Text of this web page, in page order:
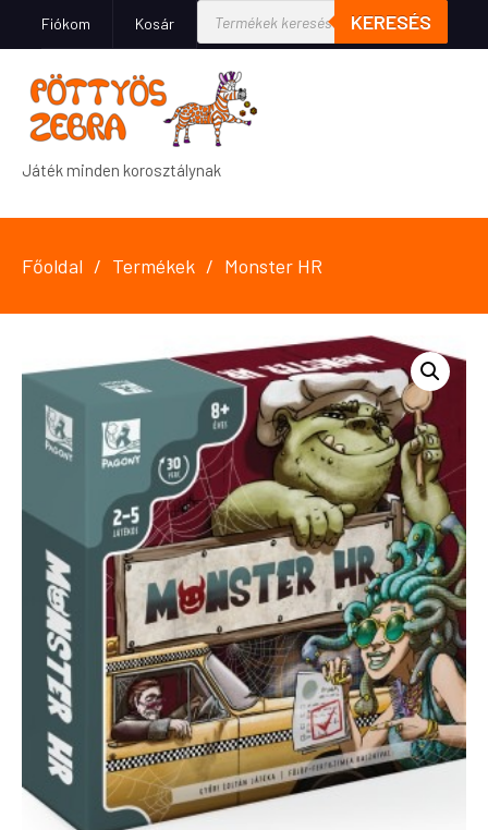
Fiókom Kosár KERESÉS
Játék minden korosztálynak
Főoldal Termékek Monster HR